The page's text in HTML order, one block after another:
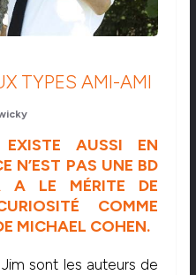
TYPES AMI-AMI
AUSSI EN
N’EST PAS UNE BD
A LE MÉRITE DE
COMME
MICHAEL COHEN.
sont les auteurs de